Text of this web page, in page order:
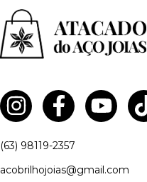
(63) 98119-2357
acobrilhojoias@gmail.com